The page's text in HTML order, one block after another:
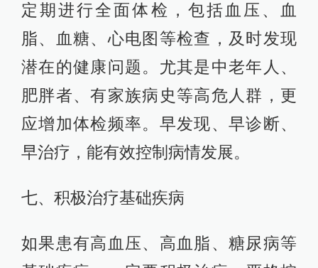
定期进行全面体检，包括血压、血
脂、血糖、心电图等检查，及时发现
潜在的健康问题。尤其是中老年人、
肥胖者、有家族病史等高危人群，更
应增加体检频率。早发现、早诊断、
早治疗，能有效控制病情发展。
七、积极治疗基础疾病
如果患有高血压、高血脂、糖尿病等